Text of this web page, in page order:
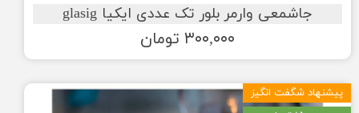
جاشمعی وارمر بلور تک عددی ایکیا glasig
۳۰۰,۰۰۰ تومان
پیشنهاد شگفت انگیز